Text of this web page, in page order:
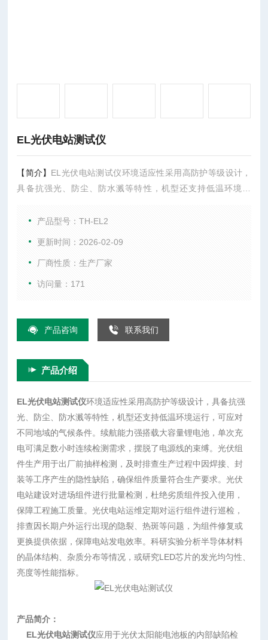
EL光伏电站测试仪
【简介】 EL光伏电站测试仪环境适应性采用高防护等级设计，
具备抗强光、防尘、防水溅等特性，机型还支持低温环境运
池，单次充电可满足数小时连续检测需求，摆脱了电源线的束
要求。光伏电站建设对进场组件进行批量检测，杜绝劣质组件
投入使用，保障工程施工质量。光
产品型号：TH-EL2
更新时间：2026-02-09
厂商性质：生产厂家
访问量：171
产品咨询 联系我们
产品介绍
EL光伏电站测试仪环境适应性采用高防护等级设计，具备抗强
光、防尘、防水溅等特性，机型还支持低温环境运行，可应对
不同地域的气候条件。续航能力强搭载大容量锂电池，单次充
电可满足数小时连续检测需求，摆脱了电源线的束缚。光伏组
件生产用于出厂前抽样检测，及时排查生产过程中因焊接、封
装等工序产生的隐性缺陷，确保组件质量符合生产要求。光伏
电站建设对进场组件进行批量检测，杜绝劣质组件投入使用，
保障工程施工质量。光伏电站运维定期对运行组件进行巡检，
排查因长期户外运行出现的隐裂、热斑等问题，为组件修复或
更换提供依据，保障电站发电效率。科研实验分析半导体材料
的晶体结构、杂质分布等情况，或研究LED芯片的发光均匀性、
亮度等性能指标。
产品简介：
EL光伏电站测试仪应用于光伏太阳能电池板的内部缺陷检